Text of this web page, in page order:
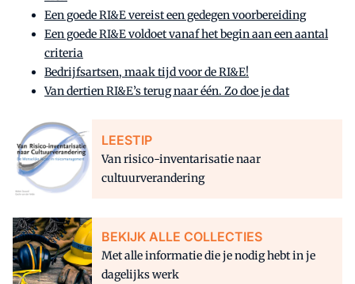
Een goede RI&E vereist een gedegen voorbereiding
Een goede RI&E voldoet vanaf het begin aan een aantal
criteria
Bedrijfsartsen, maak tijd voor de RI&E!
Van dertien RI&E’s terug naar één. Zo doe je dat
LEESTIP
Van risico-inventarisatie naar
cultuurverandering
BEKIJK ALLE COLLECTIES
Met alle informatie die je nodig hebt in je
dagelijks werk